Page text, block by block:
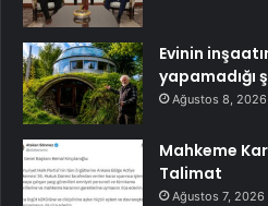
Evinin
yapamadığı
Ağustos 8, 2026
Mahkeme
Talimat
Ağustos 7, 2026